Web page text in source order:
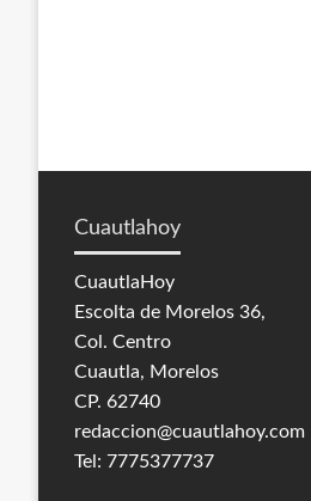
Cuautlahoy
CuautlaHoy
Escolta de Morelos 36,
Col. Centro
Cuautla, Morelos
CP. 62740
redaccion@cuautlahoy.com
Tel: 7775377737